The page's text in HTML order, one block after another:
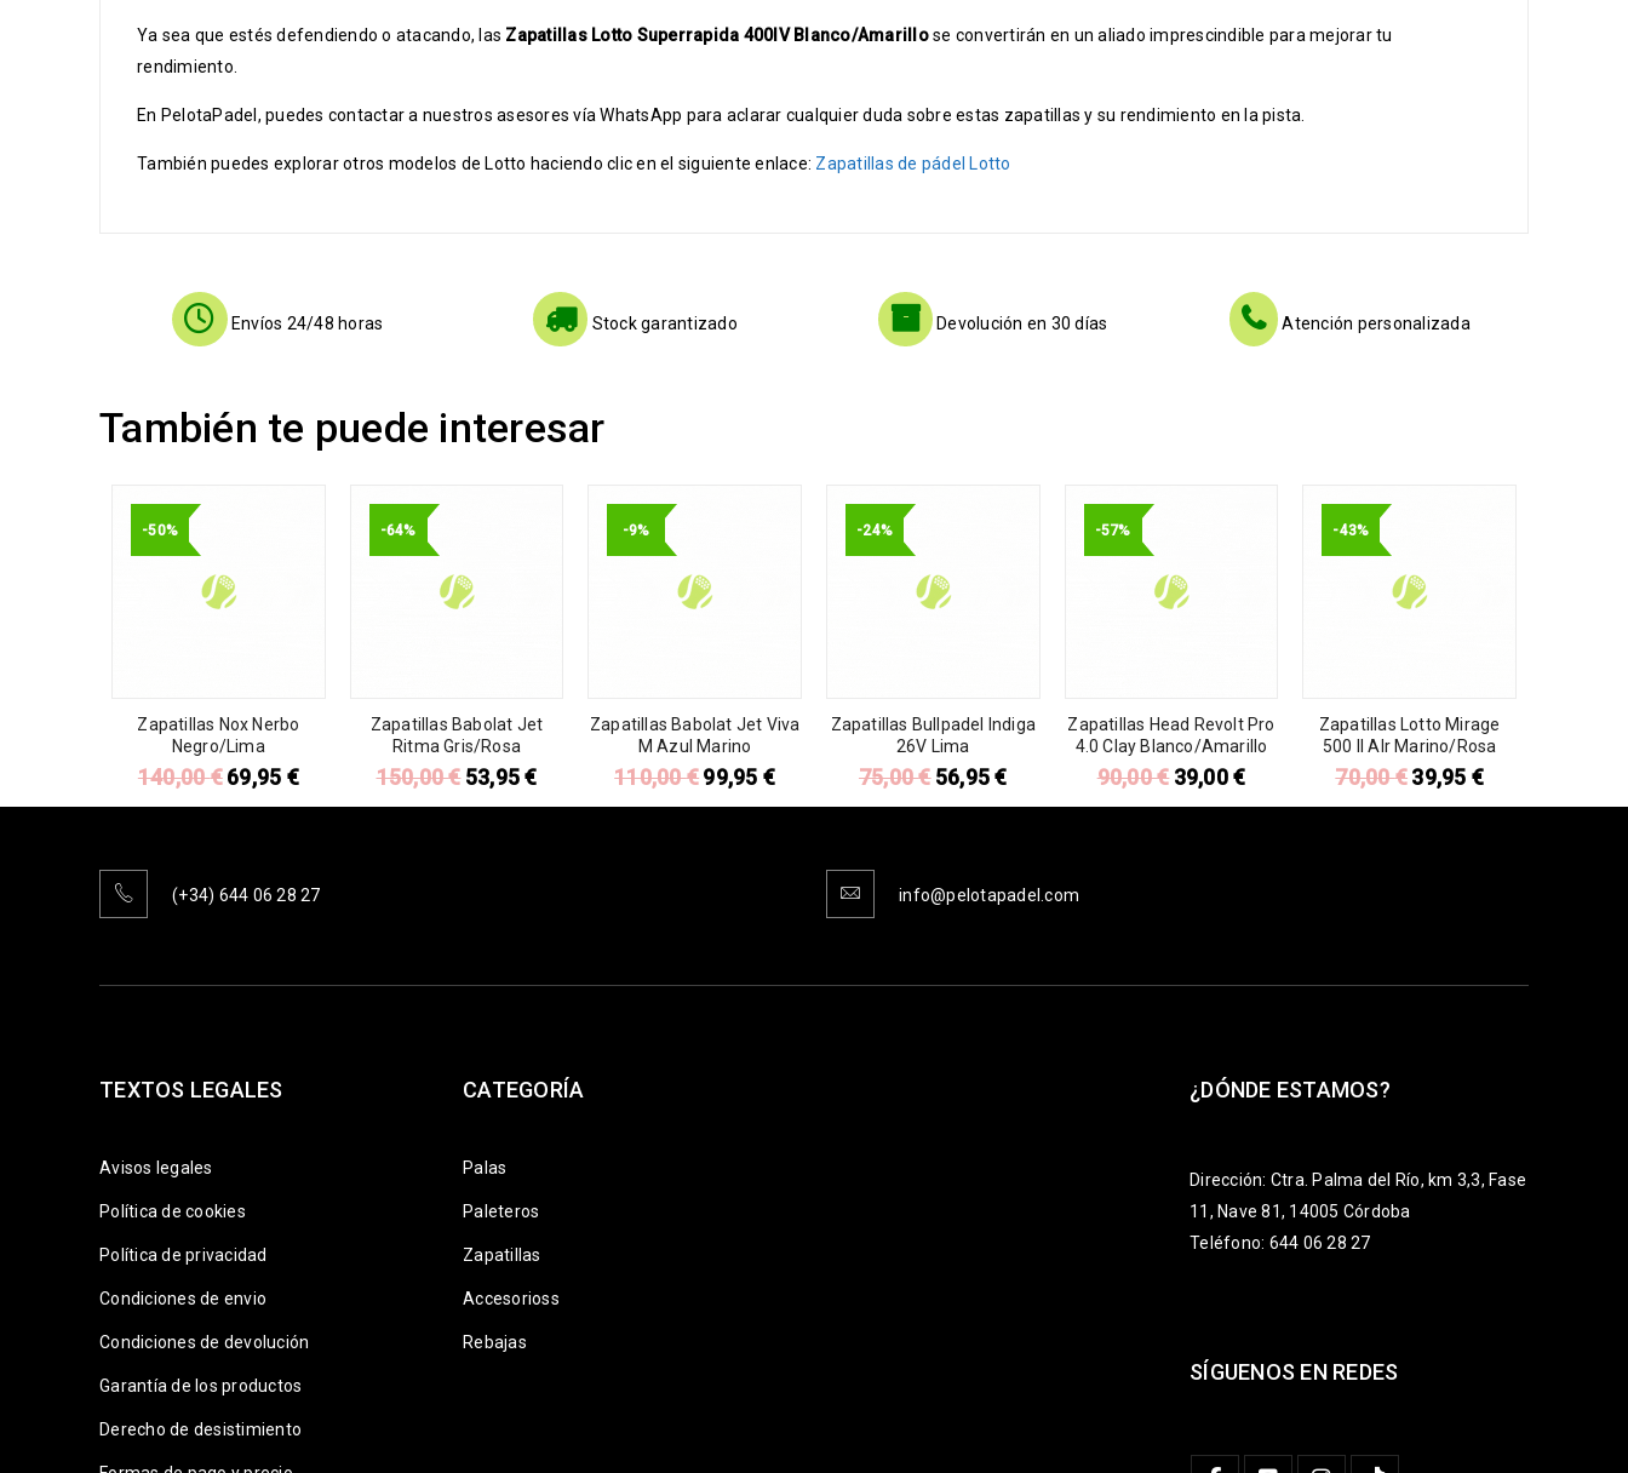
Ya sea que estés defendiendo o atacando, las Zapatillas Lotto Superrapida 400IV Blanco/Amarillose convertirán en un aliado imprescindible para mejorar tu
rendimiento.
En PelotaPadel, puedes contactar a nuestros asesores vía WhatsApp para aclarar cualquier duda sobre estas zapatillas y su rendimiento en la pista.
También puedes explorar otros modelos de Lotto haciendo clic en el siguiente enlace: Zapatillas de pádel Lotto
Envíos 24/48 horas Stock garantizado Devolución en 30 días Atención personalizada
También te puede interesar
-50%
Zapatillas Nox Nerbo
Negro/Lima
140,00€69,95 €
-64%
Zapatillas Babolat Jet
Ritma Gris/Rosa
150,00€ 53,95€
-9%
Zapatillas Babolat Jet Viva
M Azul Marino
110,00€99,95 €
-24%
Zapatillas Bullpadel Indiga
26V Lima
75,00€ 56,95€
-57%
Zapatillas Head Revolt Pro
4.0 Clay Blanco/Amarillo
90,00€ 39,00€
-43%
Zapatillas Lotto Mirage
500 II Alr Marino/Rosa
70,00€39,95 €
(+34) 644 06 28 27 info@pelotapadel.com
TEXTOS LEGALES
Avisos legales
Política de cookies
Política de privacidad
Condiciones de envio
Condiciones de devolución
Garantía de los productos
Derecho de desistimiento
CATEGORÍA
Palas
Paleteros
Zapatillas
Accesorioss
Rebajas
¿DÓNDE ESTAMOS?
Dirección: Ctra. Palma del Río, km 3,3, Fase
11, Nave 81, 14005 Córdoba
Teléfono: 644 06 28 27
SÍGUENOS EN REDES